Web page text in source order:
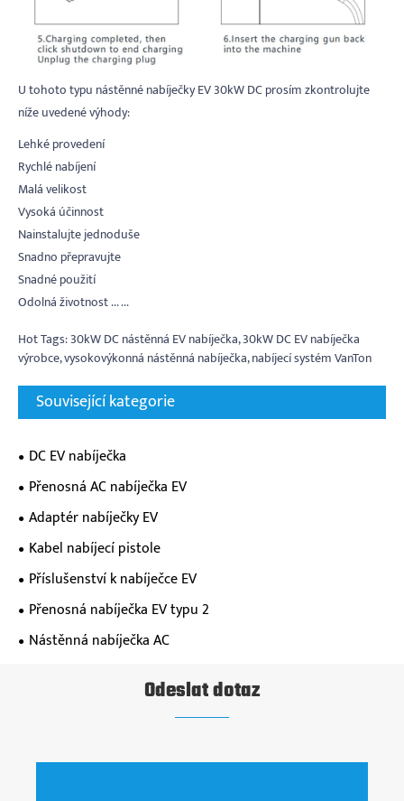
U tohoto typu nástěnné nabíječky EV 30kW DC prosím zkontrolujte
níže uvedené výhody:
Lehké provedení
Rychlé nabíjení
Malá velikost
Vysoká účinnost
Nainstalujte jednoduše
Snadno přepravujte
Snadné použití
Odolná životnost ... ...
Hot Tags: 30kW DC nástěnná EV nabíječka, 30kW DC EV nabíječka
výrobce, vysokovýkonná nástěnná nabíječka, nabíjecí systém VanTon
Související kategorie
DC EV nabíječka
Přenosná AC nabíječka EV
Adaptér nabíječky EV
Kabel nabíjecí pistole
Příslušenství k nabíječce EV
Přenosná nabíječka EV typu 2
Nástěnná nabíječka AC
Odeslat dotaz